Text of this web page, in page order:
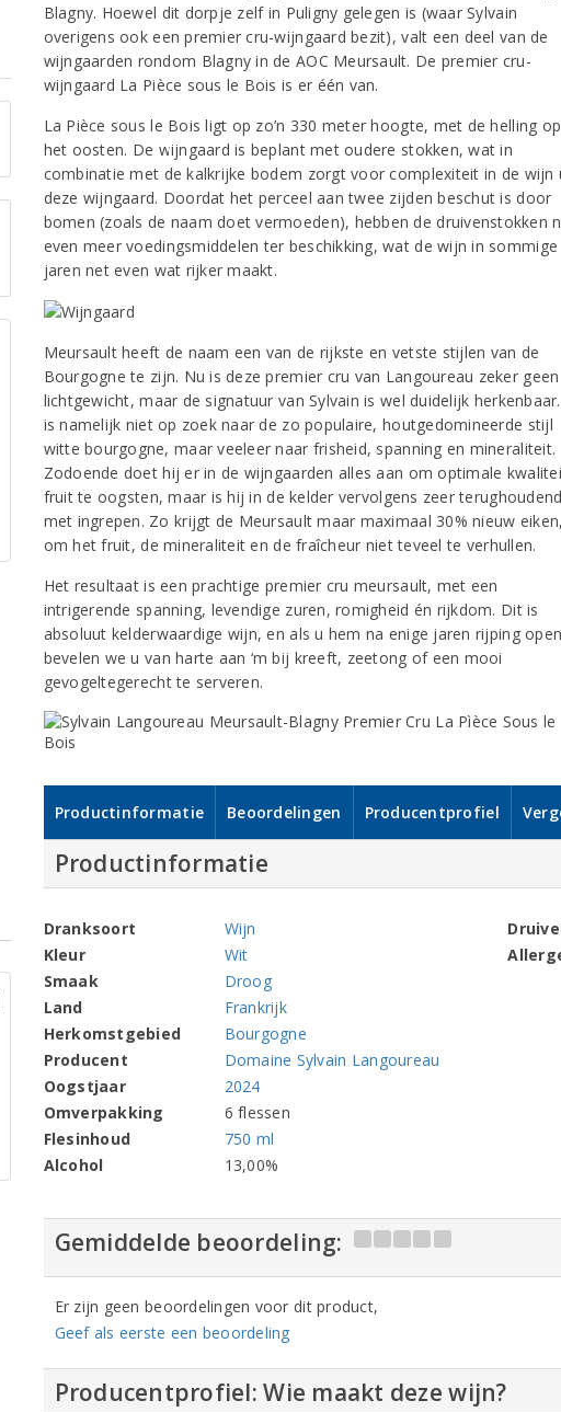
Blagny. Hoewel dit dorpje zelf in Puligny gelegen is (waar Sylvain
overigens ook een premier cru-wijngaard bezit), valt een deel van de
wijngaarden rondom Blagny in de AOC Meursault. De premier cru-
wijngaard La Pièce sous le Bois is er één van.
La Pièce sous le Bois ligt op zo’n 330 meter hoogte, met de helling op
het oosten. De wijngaard is beplant met oudere stokken, wat in
combinatie met de kalkrijke bodem zorgt voor complexiteit in de wijn
deze wijngaard. Doordat het perceel aan twee zijden beschut is door
bomen (zoals de naam doet vermoeden), hebben de druivenstokken
even meer voedingsmiddelen ter beschikking, wat de wijn in sommige
jaren net even wat rijker maakt.
Meursault heeft de naam een van de rijkste en vetste stijlen van de
Bourgogne te zijn. Nu is deze premier cru van Langoureau zeker geen
lichtgewicht, maar de signatuur van Sylvain is wel duidelijk
is namelijk niet op zoek naar de zo populaire, houtgedomineerde stijl
witte bourgogne, maar veeleer naar frisheid, spanning en mineraliteit.
Zodoende doet hij er in de wijngaarden alles aan om optimale
fruit te oogsten, maar is hij in de kelder vervolgens zeer terughoudend
met ingrepen. Zo krijgt de Meursault maar maximaal 30% nieuw eiken,
om het fruit, de mineraliteit en de fraîcheur niet teveel te verhullen.
Het resultaat is een prachtige premier cru meursault, met een
intrigerende spanning, levendige zuren, romigheid én rijkdom. Dit is
absoluut kelderwaardige wijn, en als u hem na enige jaren rijping
bevelen we u van harte aan ‘m bij kreeft, zeetong of een mooi
gevogeltegerecht te serveren.
Productinformatie Beoordelingen Producentprofiel
Productinformatie
Dranksoort
Wijn
Kleur
Wit
Smaak
Droog
Land
Frankrijk
Herkomstgebied
Bourgogne
Producent
Domaine Sylvain Langoureau
Oogstjaar
2024
Omverpakking
6 flessen
Flesinhoud
750 ml
Alcohol
13,00%
Gemiddelde beoordeling:
Er zijn geen beoordelingen voor dit product,
Geef als eerste een beoordeling
Producentprofiel: Wie maakt deze wijn?